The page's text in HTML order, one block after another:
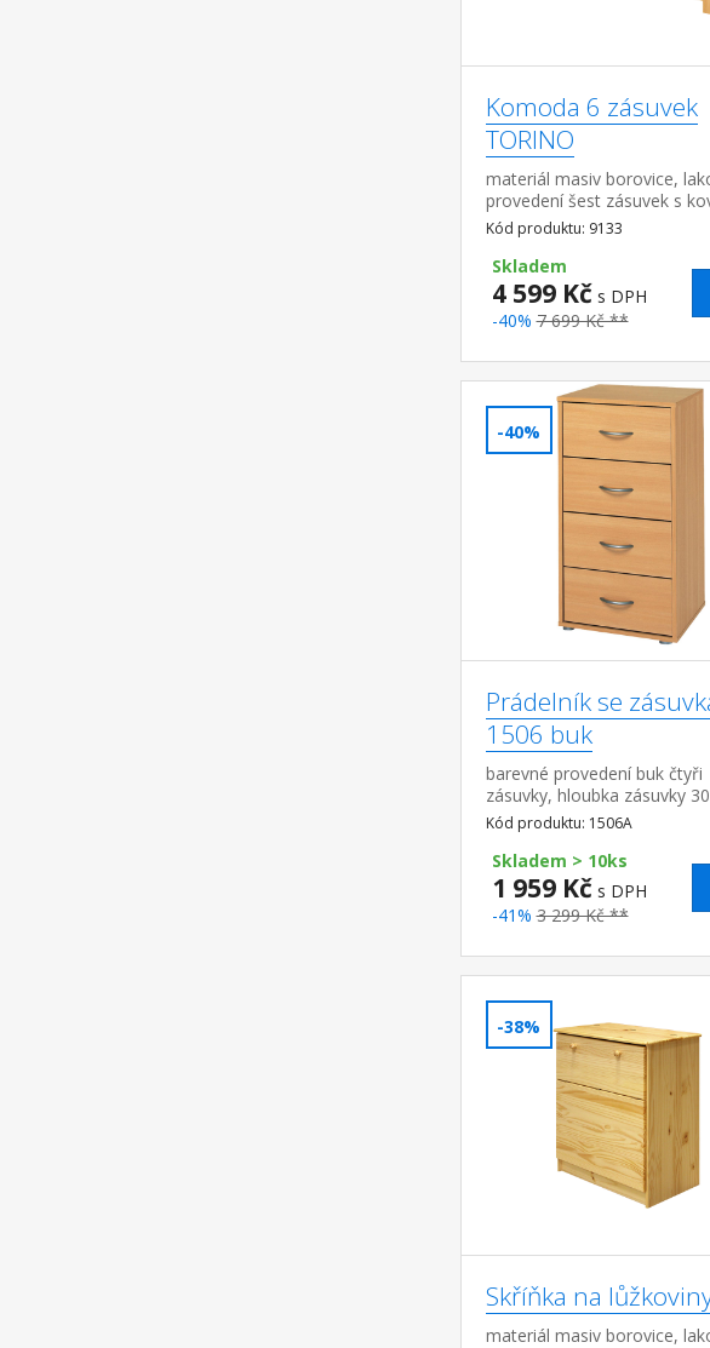
Komoda 6 zásuvek
TORINO
materiál masiv borovice,
provedení šest zásuvek s
pojezdy
Kód produktu: 9133
Skladem
4 599 Kč s DPH
-40% 7 699 Kč **
-40%
Prádelník se
1506 buk
barevné provedení buk čtyři
zásuvky, hloubka zásuvky
Kód produktu: 1506A
Skladem > 10ks
1 959 Kč s DPH
-41% 3 299 Kč **
-38%
Skříňka na
materiál masiv borovice,